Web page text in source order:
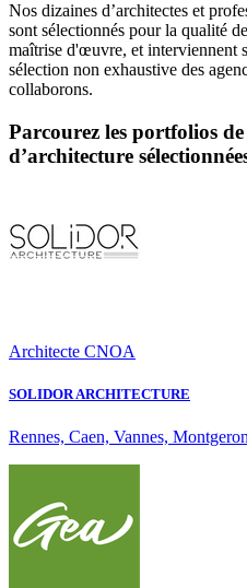
Nos dizaines d’architectes et
sont sélectionnés pour la qualité
maîtrise d'œuvre, et interviennent
sélection non exhaustive des
collaborons.
Parcourez les portfolios de
d’architecture
Architecte CNOA
SOLIDOR ARCHITECTURE
Rennes, Caen, Vannes,